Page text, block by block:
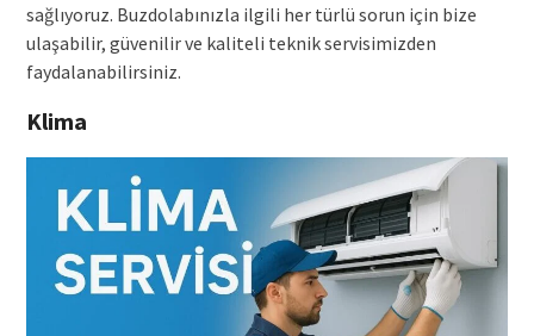
sağlıyoruz. Buzdolabınızla ilgili her türlü sorun için bize
ulaşabilir, güvenilir ve kaliteli teknik servisimizden
faydalanabilirsiniz.
Klima